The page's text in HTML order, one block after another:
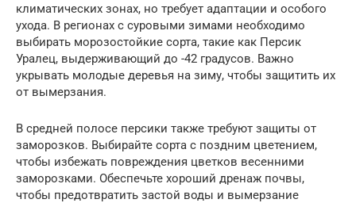
климатических зонах, но требует адаптации и особого
ухода. В регионах с суровыми зимами необходимо
выбирать морозостойкие сорта, такие как Персик
Уралец, выдерживающий до -42 градусов. Важно
укрывать молодые деревья на зиму, чтобы защитить их
от вымерзания.
В средней полосе персики также требуют защиты от
заморозков. Выбирайте сорта с поздним цветением,
чтобы избежать повреждения цветков весенними
заморозками. Обеспечьте хороший дренаж почвы,
чтобы предотвратить застой воды и вымерзание